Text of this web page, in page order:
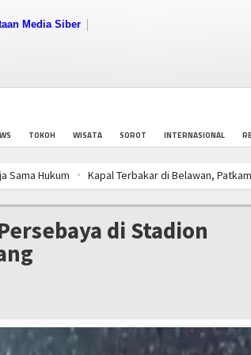
Media Siber
TOKOH WISATA SOROT INTERNASIONAL
di Belawan, Patkamla Rubiah Sigap
Tata Kelola
Aksi Kolaborasi Lindungi
di Belawan, Patkamla Rubiah Sigap Evakuasi
Tata Kelola
Aksi Kolaborasi Lindungi
di Stadion